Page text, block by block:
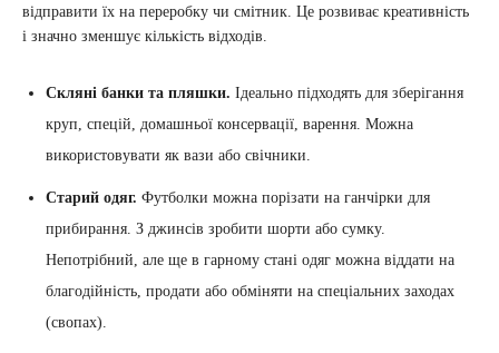
відправити їх на переробку чи смітник. Це розвиває креативність
і значно зменшує кількість відходів.
Скляні банки та пляшки. Ідеально підходять для зберігання
круп, спецій, домашньої консервації, варення. Можна
використовувати як вази або свічники.
Старий одяг. Футболки можна порізати на ганчірки для
прибирання. З джинсів зробити шорти або сумку.
Непотрібний, але ще в гарному стані одяг можна віддати на
благодійність, продати або обміняти на спеціальних заходах
(свопах).